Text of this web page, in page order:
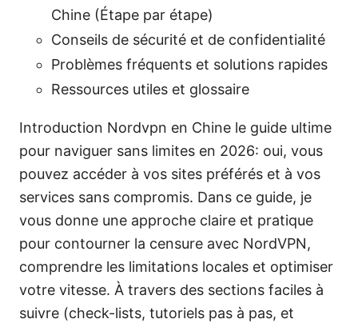
Chine (Étape par étape)
Conseils de sécurité et de confidentialité
Problèmes fréquents et solutions rapides
Ressources utiles et glossaire
Introduction Nordvpn en Chine le guide ultime
pour naviguer sans limites en 2026: oui, vous
pouvez accéder à vos sites préférés et à vos
services sans compromis. Dans ce guide, je
vous donne une approche claire et pratique
pour contourner la censure avec NordVPN,
comprendre les limitations locales et optimiser
votre vitesse. À travers des sections faciles à
suivre (check-lists, tutoriels pas à pas, et